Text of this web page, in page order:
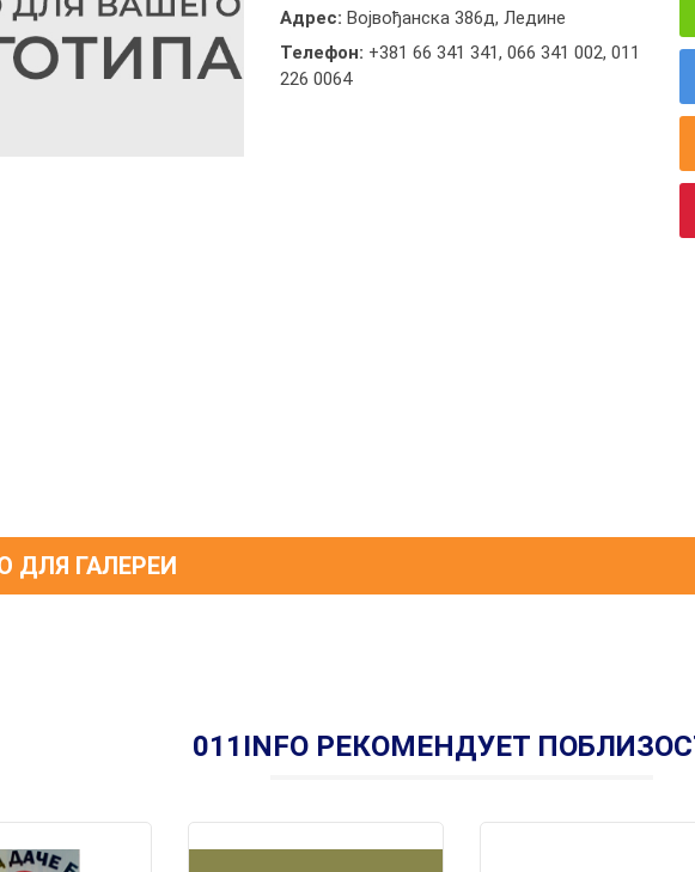
Адрес:Војвођанска 386д, Ледине
Телефон: +381 66 341 341,066 341 002,011
226 0064
ДЛЯ ГАЛЕРЕИ
011INFO РЕКОМЕНДУЕТ